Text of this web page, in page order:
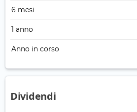
6 mesi
1 anno
Anno in corso
Dividendi